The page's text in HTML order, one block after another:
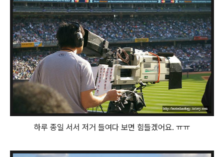
하루 종일 서서 저거 들여다 보면 힘들겠어요. ㅠㅠ